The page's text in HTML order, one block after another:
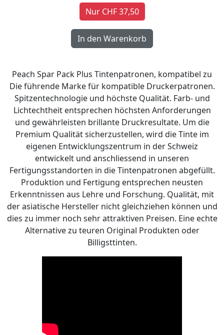
Nur CHF 37,50
Peach Spar Pack Plus Tintenpatronen, kompatibel zu
Die führende Marke für kompatible Druckerpatronen.
Spitzentechnologie und höchste Qualität. Farb- und
Lichtechtheit entsprechen höchsten Anforderungen
und gewährleisten brillante Druckresultate. Um die
Premium Qualität sicherzustellen, wird die Tinte im
eigenen Entwicklungszentrum in der Schweiz
entwickelt und anschliessend in unseren
Fertigungsstandorten in die Tintenpatronen abgefüllt.
Produktion und Fertigung entsprechen neusten
Erkenntnissen aus Lehre und Forschung. Qualität, mit
der asiatische Hersteller nicht gleichziehen können und
dies zu immer noch sehr attraktiven Preisen. Eine echte
Alternative zu teuren Original Produkten oder
Billigsttinten.